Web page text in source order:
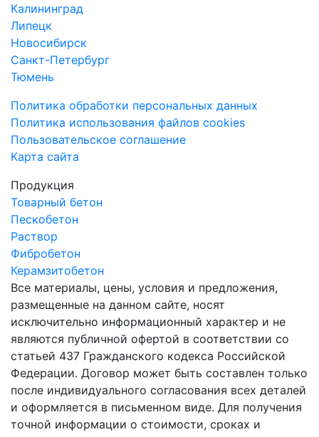
Калининград
Липецк
Новосибирск
Санкт-Петербург
Тюмень
Политика обработки персональных данных
Политика использования файлов cookies
Пользовательское соглашение
Карта сайта
Продукция
Товарный бетон
Пескобетон
Раствор
Фибробетон
Керамзитобетон
Все материалы, цены, условия и предложения,
размещенные на данном сайте, носят
исключительно информационный характер и не
являются публичной офертой в соответствии со
статьей 437 Гражданского кодекса Российской
Федерации. Договор может быть составлен только
после индивидуального согласования всех деталей
и оформляется в письменном виде. Для получения
точной информации о стоимости, сроках и